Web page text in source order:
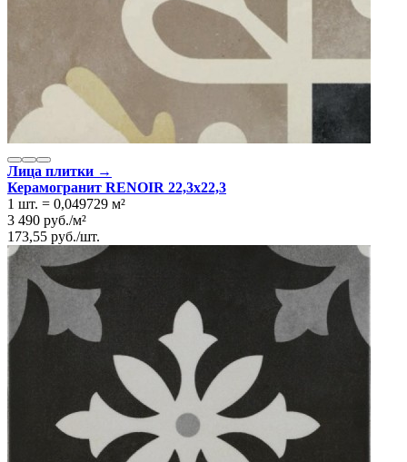
Лица плитки →
Керамогранит RENOIR 22,3x22,3
1 шт. = 0,049729 м²
3 490 руб./м²
173,55 руб./шт.